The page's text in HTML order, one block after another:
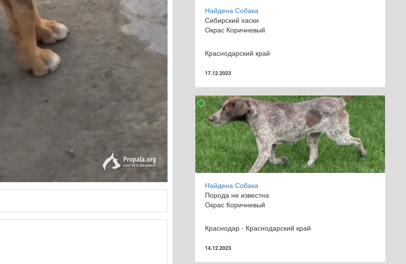
Найдена Собака
Сибирский хаски
Окрас Коричневый
Краснодарский край
17.12.2023
Найдена Собака
Порода не известна
Окрас Коричневый
Краснодар - Краснодарский край
14.12.2023